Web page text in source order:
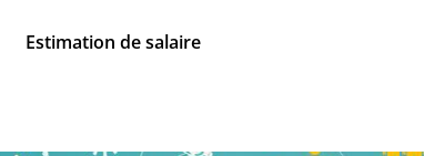
Estimation de salaire